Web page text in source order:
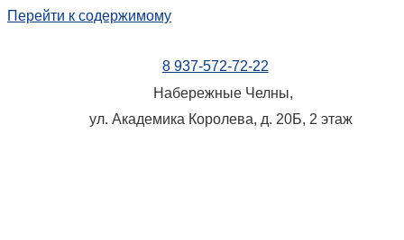
Перейти к содержимому
8 937-572-72-22
Набережные Челны,
ул. Академика Королева, д. 20Б, 2 этаж